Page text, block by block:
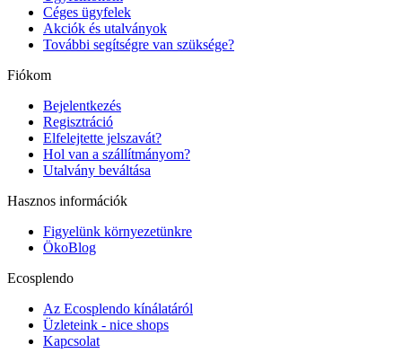
Céges ügyfelek
Akciók és utalványok
További segítségre van szüksége?
Fiókom
Bejelentkezés
Regisztráció
Elfelejtette jelszavát?
Hol van a szállítmányom?
Utalvány beváltása
Hasznos információk
Figyelünk környezetünkre
ÖkoBlog
Ecosplendo
Az Ecosplendo kínálatáról
Üzleteink - nice shops
Kapcsolat